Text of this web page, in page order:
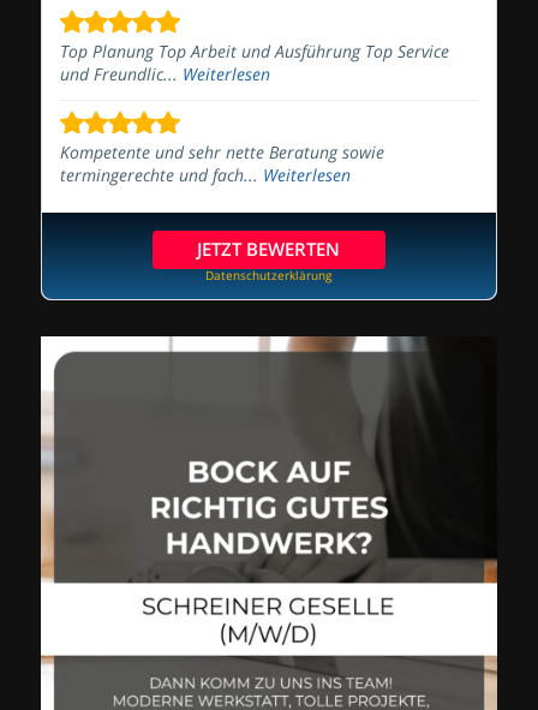
Top Planung Top Arbeit und Ausführung Top Service
und Freundlic... Weiterlesen
Kompetente und sehr nette Beratung sowie
termingerechte und fach... Weiterlesen
JETZT BEWERTEN
Datenschutzerklärung